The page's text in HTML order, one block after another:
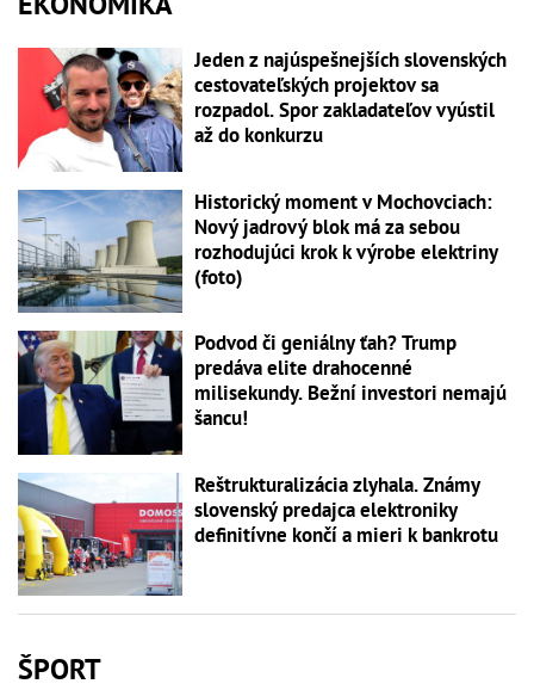
Jeden z najúspešnejších slovenských
cestovateľských projektov sa
rozpadol. Spor zakladateľov vyústil
až do konkurzu
Historický moment v Mochovciach:
Nový jadrový blok má za sebou
rozhodujúci krok k výrobe elektriny
(foto)
Podvod či geniálny ťah? Trump
predáva elite drahocenné
milisekundy. Bežní investori nemajú
šancu!
Reštrukturalizácia zlyhala. Známy
slovenský predajca elektroniky
definitívne končí a mieri k bankrotu
ŠPORT